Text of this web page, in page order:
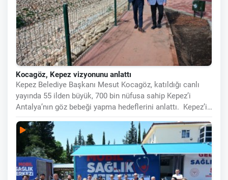
Kocagöz, Kepez vizyonunu anlattı
Kepez Belediye Başkanı Mesut Kocagöz, katıldığı canlı
yayında 55 ilden büyük, 700 bin nüfusa sahip Kepez’i
Antalya’nın göz bebeği yapma hedeflerini anlattı. Kepez’i
UNESCO